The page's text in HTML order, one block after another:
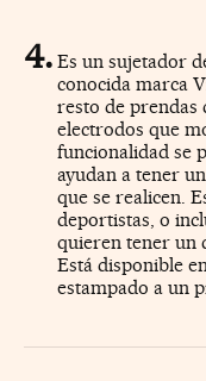
Es un sujetador
conocida marca
resto de prendas
electrodos que
funcionalidad se
ayudan a tener
que se realicen.
deportistas, o
quieren tener un
Está disponible
estampado a un